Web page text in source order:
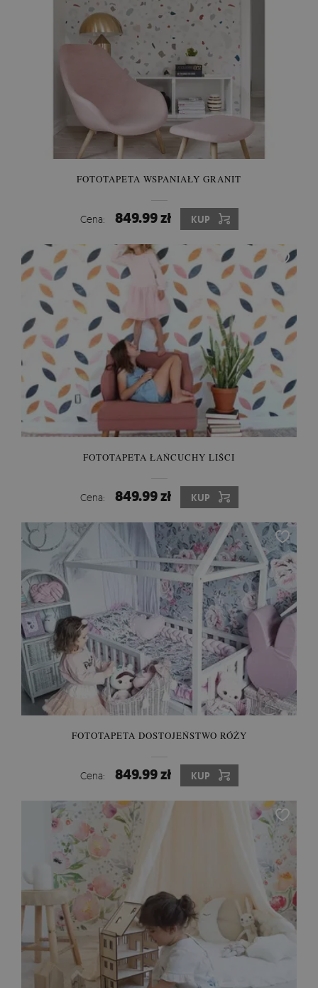
FOTOTAPETA WSPANIAŁY GRANIT
Cena: 849.99 zł KUP
FOTOTAPETA ŁAŃCUCHY LIŚCI
Cena: 849.99 zł KUP
FOTOTAPETA DOSTOJEŃSTWO RÓŻY
Cena: 849.99 zł KUP